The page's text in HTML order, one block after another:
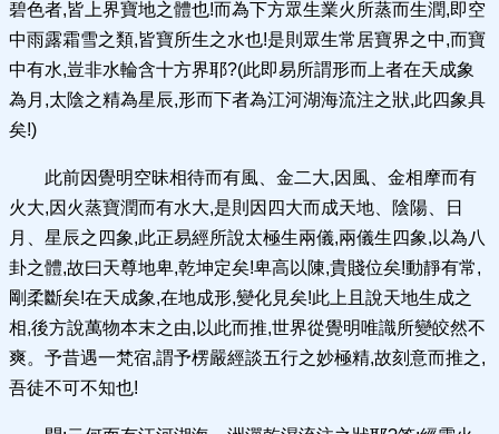
碧色者,皆上界寶地之體也!而為下方眾生業火所蒸而生潤,即空
中雨露霜雪之類,皆寶所生之水也!是則眾生常居寶界之中,而寶
中有水,豈非水輪含十方界耶?(此即易所謂形而上者在天成象
為月,太陰之精為星辰,形而下者為江河湖海流注之狀,此四象具
矣!)
此前因覺明空昧相待而有風、金二大,因風、金相摩而有
火大,因火蒸寶潤而有水大,是則因四大而成天地、陰陽、日
月、星辰之四象,此正易經所說太極生兩儀,兩儀生四象,以為八
卦之體,故曰天尊地卑,乾坤定矣!卑高以陳,貴賤位矣!動靜有常,
剛柔斷矣!在天成象,在地成形,變化見矣!此上且說天地生成之
相,後方說萬物本末之由,以此而推,世界從覺明唯識所變皎然不
爽。予昔遇一梵宿,謂予楞嚴經談五行之妙極精,故刻意而推之,
吾徒不可不知也!